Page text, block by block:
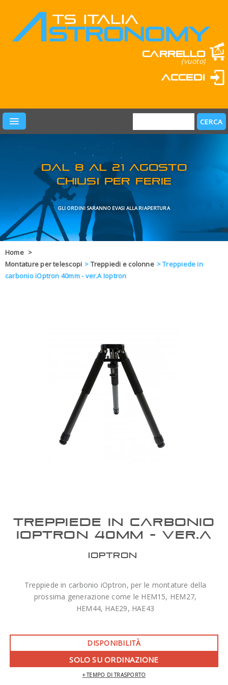
Carrello
(vuoto)
Accedi
PRODOTTI
LEARN & FUN
MARCHI
OFFERTE
BLOG
DAL 8 AL 21
GLI ORDINI SARANNO EVASI
Home >
Montature per telescopi > Treppiedi e colonne >Treppiede in
carbonio iOptron 40mm - ver.A Ioptron
TREPPIEDE IN CARBONIO
IOPTRON 40MM - VER.A
IOPTRON
Treppiede in carbonio iOptron, per le montature della
prossima generazione come le HEM15, HEM27,
HEM44, HAE29, HAE43
DISPONIBILITÀ
SOLO SU ORDINAZIONE
+ TEMPO DI TRASPORTO